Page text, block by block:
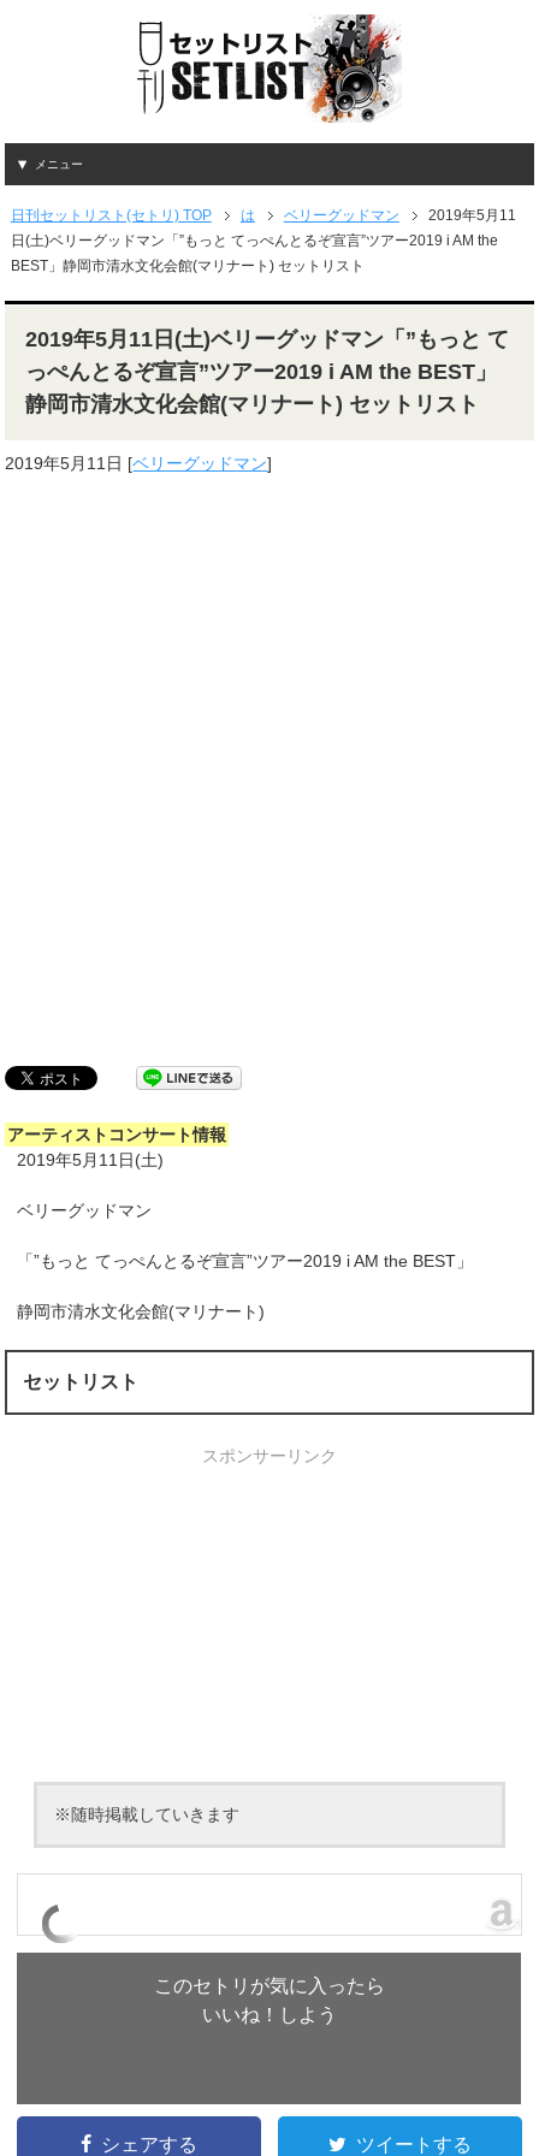
メニュー
日刊セットリスト(セトリ) TOP は ベリーグッドマン
2019年5月11
日(土)ベリーグッドマン「”もっと てっぺんとるぞ宣言”ツアー2019 i AM the
BEST」静岡市清水文化会館(マリナート) セットリスト
2019年5月11日(土)ベリーグッドマン「”もっと て
っぺんとるぞ宣言”ツアー2019 i AM the BEST」
静岡市清水文化会館(マリナート) セットリスト
2019年5月11日 [ベリーグッドマン]
アーティストコンサート情報
2019年5月11日(土)
ベリーグッドマン
「”もっと てっぺんとるぞ宣言”ツアー2019 i AM the BEST」
静岡市清水文化会館(マリナート)
セットリスト
スポンサーリンク
※随時掲載していきます
このセトリが気に入ったら
いいね！しよう
シェアする ツイートする